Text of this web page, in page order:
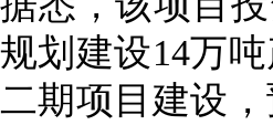
规划建设14万
二期项目建设